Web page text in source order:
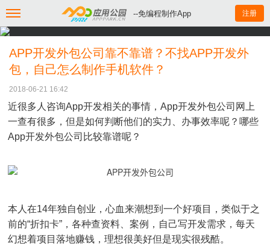
--免编程制作App 注册
APP开发外包公司靠不靠谱？不找APP开发外
包，自己怎么制作手机软件？
2018-06-21 16:42
近很多人咨询App开发相关的事情，App开发外包公司网上
一查有很多，但是如何判断他们的实力、办事效率呢？哪些
App开发外包公司比较靠谱呢？
本人在14年独自创业，心血来潮想到一个好项目，类似于之
前的“折扣卡”，各种查资料、案例，自己写开发需求，每天
幻想着项目落地赚钱，理想很美好但是现实很残酷。